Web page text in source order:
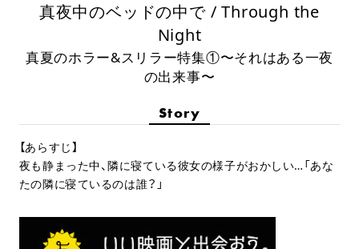
真夜中のベッドの中で / Through the
Night
真夏のホラー&スリラー特集①〜それはある一夜
の出来事〜
Story
【あらすじ】
夜も静まった中、隣に寝ている彼女の様子がおかしい…「あな
たの隣に寝ているのは誰？」